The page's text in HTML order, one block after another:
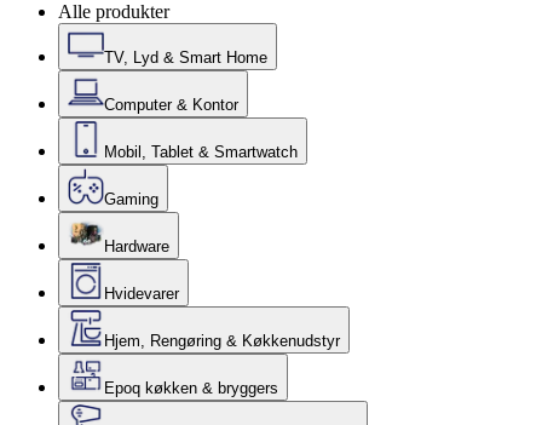
Alle produkter
TV, Lyd & Smart Home
Computer & Kontor
Mobil, Tablet & Smartwatch
Gaming
Hardware
Hvidevarer
Hjem, Rengøring & Køkkenudstyr
Epoq køkken & bryggers